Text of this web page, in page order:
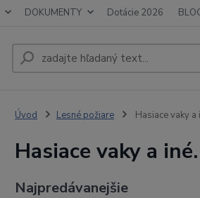
DOKUMENTY Dotácie 2026
Úvod Lesné požiare Hasiace vaky a
Hasiace vaky a iné.
Najpredávanejšie